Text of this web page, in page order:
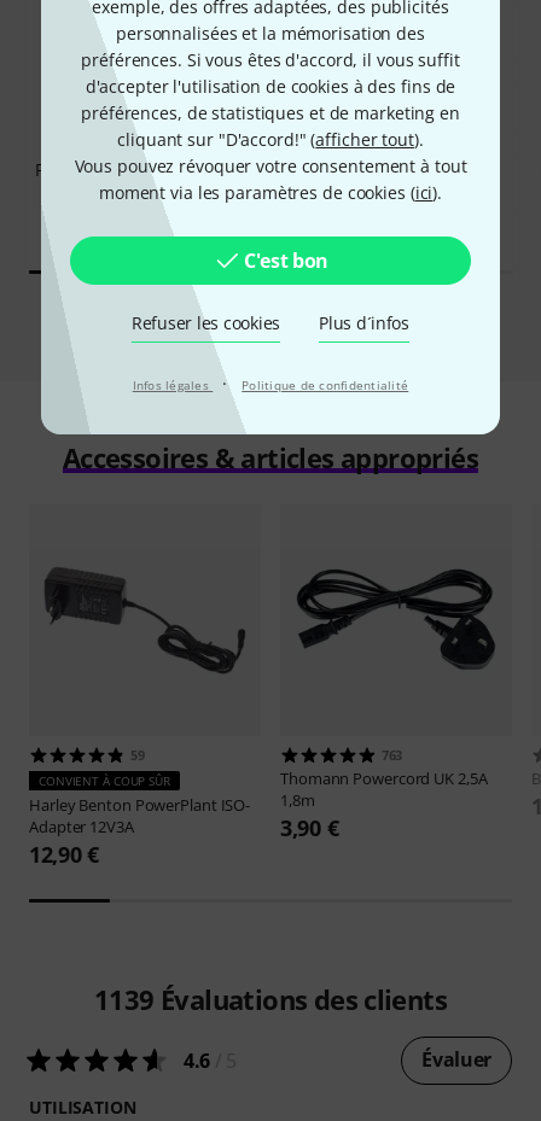
exemple, des offres adaptées, des publicités
personnalisées et la mémorisation des
préférences. Si vous êtes d'accord, il vous suffit
d'accepter l'utilisation de cookies à des fins de
préférences, de statistiques et de marketing en
cliquant sur "D'accord!" (afficher tout).
Vous pouvez révoquer votre consentement à tout
moment via les paramètres de cookies (ici).
C'est bon
Refuser les cookies Plus d´infos
Infos légales · Politique de confidentialité
11%
ONT ACHETÉ
Focusrite Scarlett 18i20 4th
Gen
539 €
10%
ONT ACHETÉ
Behringer UMC404HD
95 €
Comparer
Accessoires & articles appropriés
59
CONVIENT À COUP SÛR
Harley Benton PowerPlant ISO-
Adapter 12V3A
12,90 €
763
Thomann Powercord UK 2,5A
1,8m
3,90 €
1139 Évaluations des clients
4.6 Évaluer
UTILISATION